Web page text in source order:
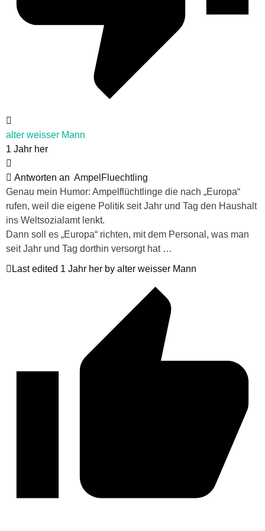
alter weisser Mann
1 Jahr her
Antworten an AmpelFluechtling
Genau mein Humor: Ampelflüchtlinge die nach „Europa“
rufen, weil die eigene Politik seit Jahr und Tag den Haushalt
ins Weltsozialamt lenkt.
Dann soll es „Europa“ richten, mit dem Personal, was man
seit Jahr und Tag dorthin versorgt hat …
Last edited 1 Jahr her by alter weisser Mann